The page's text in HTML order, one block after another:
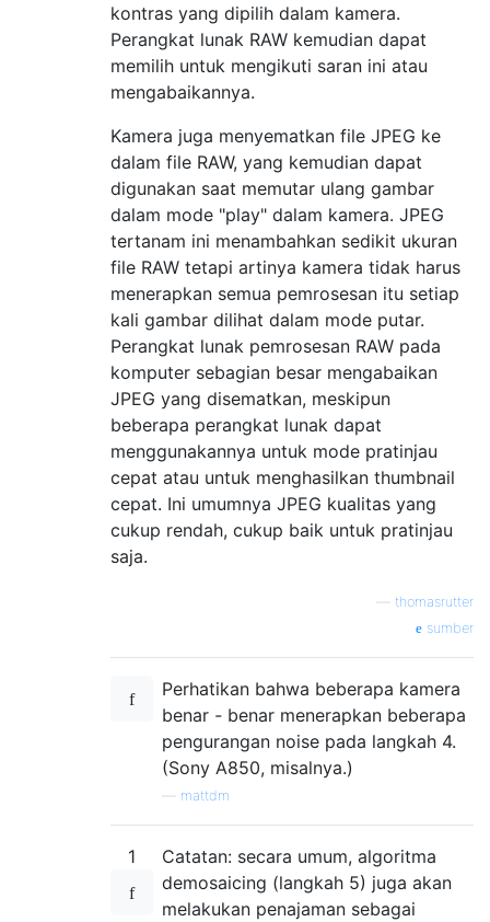
kontras yang dipilih dalam kamera.
Perangkat lunak RAW kemudian dapat
memilih untuk mengikuti saran ini atau
mengabaikannya.
Kamera juga menyematkan file JPEG ke
dalam file RAW, yang kemudian dapat
digunakan saat memutar ulang gambar
dalam mode "play" dalam kamera. JPEG
tertanam ini menambahkan sedikit ukuran
file RAW tetapi artinya kamera tidak harus
menerapkan semua pemrosesan itu setiap
kali gambar dilihat dalam mode putar.
Perangkat lunak pemrosesan RAW pada
komputer sebagian besar mengabaikan
JPEG yang disematkan, meskipun
beberapa perangkat lunak dapat
menggunakannya untuk mode pratinjau
cepat atau untuk menghasilkan thumbnail
cepat. Ini umumnya JPEG kualitas yang
cukup rendah, cukup baik untuk pratinjau
saja.
thomasrutter
sumber
Perhatikan bahwa beberapa kamera
benar - benar menerapkan beberapa
pengurangan noise pada langkah 4.
(Sony A850, misalnya.)
mattdm
1
Catatan: secara umum, algoritma
demosaicing (langkah 5) juga akan
melakukan penajaman sebagai